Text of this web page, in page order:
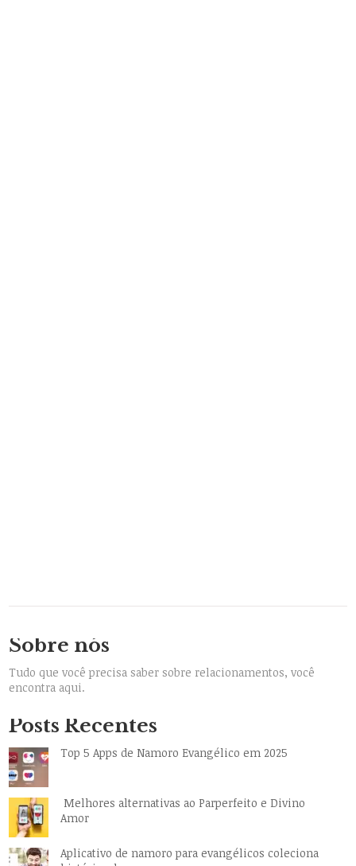
Sobre nós
Tudo que você precisa saber sobre relacionamentos, você
encontra aqui.
Posts Recentes
Top 5 Apps de Namoro Evangélico em 2025
Melhores alternativas ao Parperfeito e Divino
Amor
Aplicativo de namoro para evangélicos coleciona